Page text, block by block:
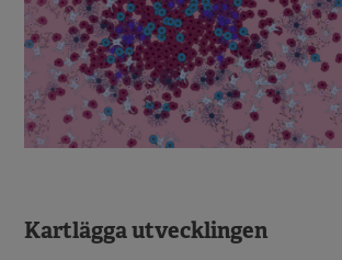
Kartlägga utvecklingen